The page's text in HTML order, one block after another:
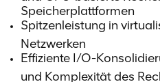
Speicherplattformen
Spitzenleistung in
Netzwerken
Effiziente I/O-
und Komplexität des